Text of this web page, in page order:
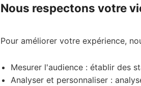
Nous respectons votre
Pour améliorer votre expérience,
Mesurer l'audience : établir des
Analyser et personnaliser :